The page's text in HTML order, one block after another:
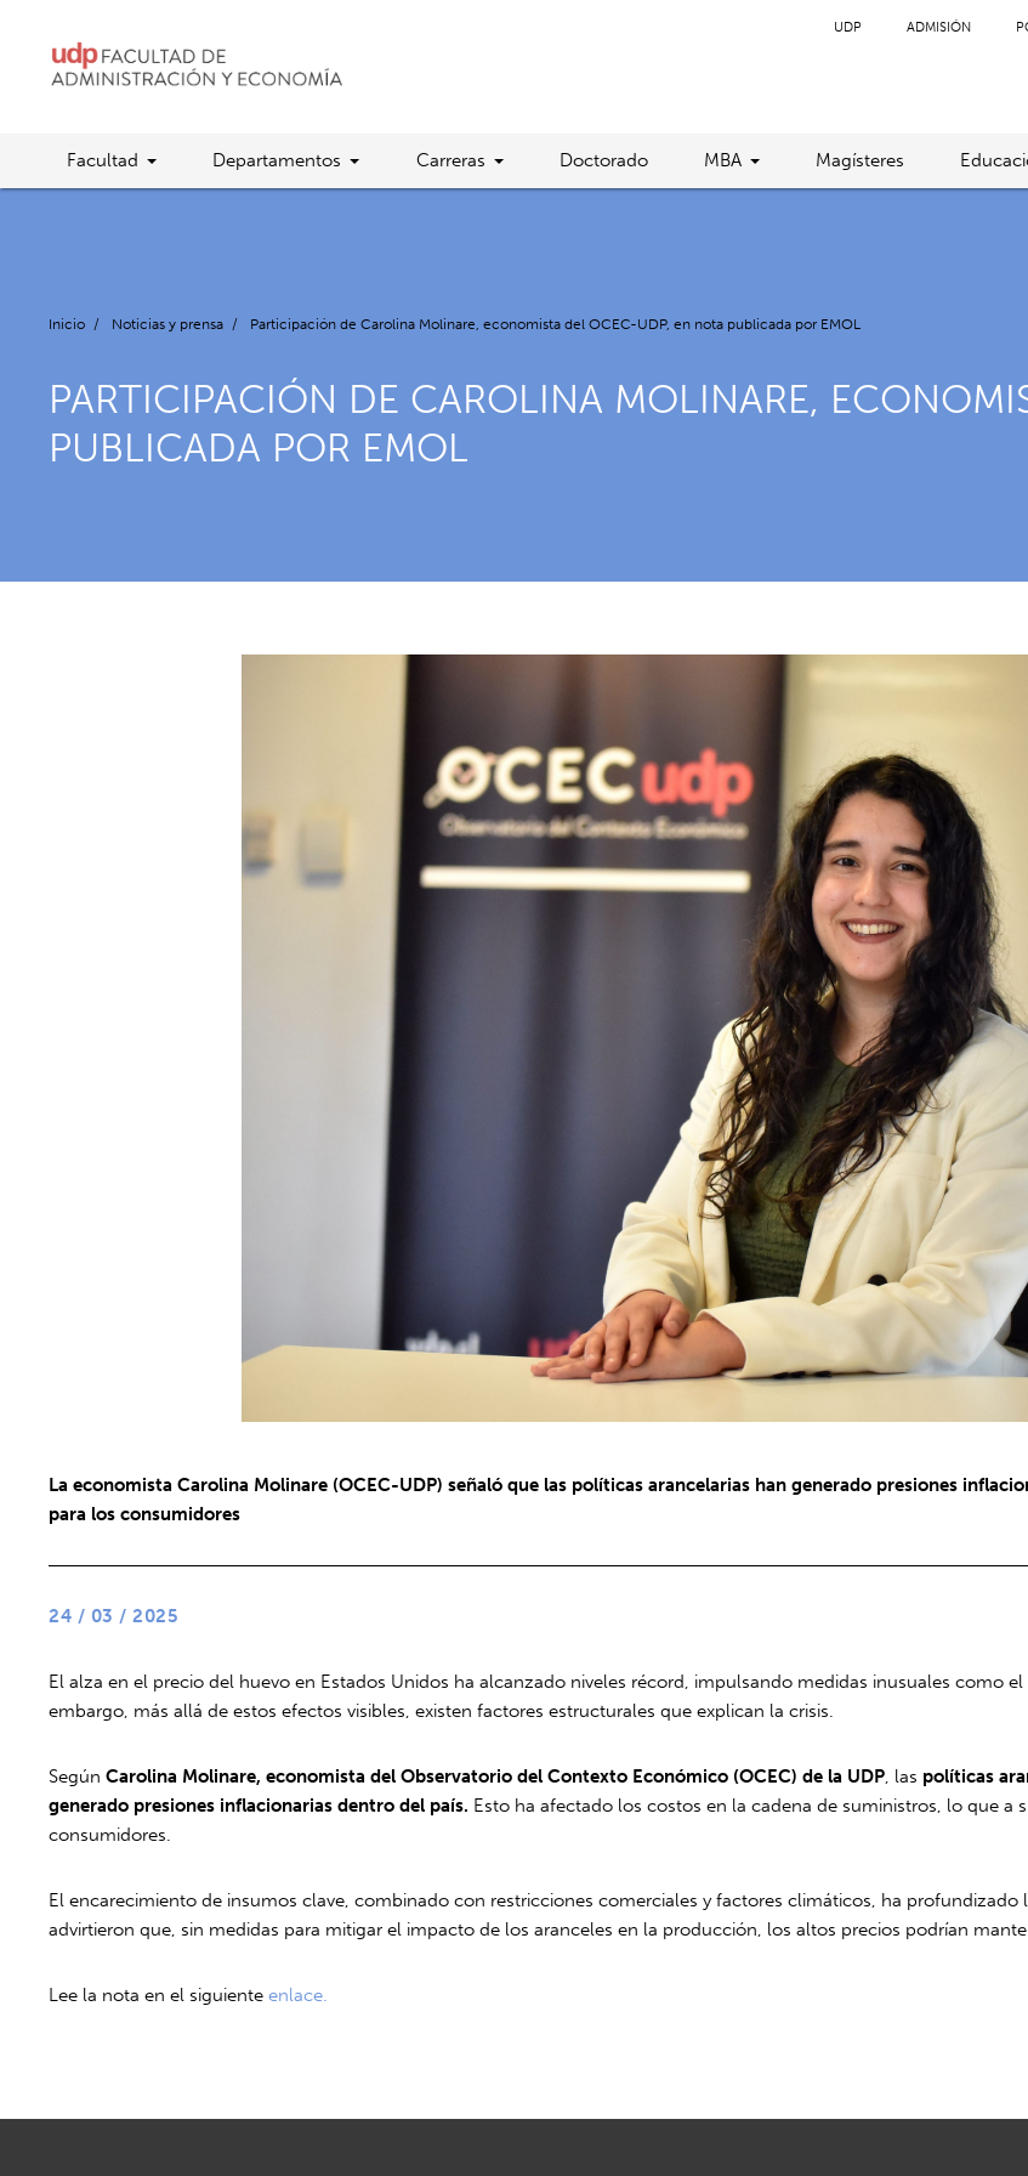
UDP ADMISIÓN
Facultad Departamentos Carreras Doctorado MBA Magísteres
Inicio / Noticias y prensa / Participación de Carolina Molinare, economista del OCEC-UDP, en nota publicada por EMOL
PARTICIPACIÓN DE CAROLINA MOLINARE,
PUBLICADA POR EMOL
La economista Carolina Molinare (OCEC-UDP) señaló que las políticas arancelarias han generado presiones
para los consumidores
24 / 03 / 2025
El alza en el precio del huevo en Estados Unidos ha alcanzado niveles récord, impulsando medidas inusuales como
embargo, más allá de estos efectos visibles, existen factores estructurales que explican la crisis.
Según Carolina Molinare, economista del Observatorio del Contexto Económico (OCEC) de la UDP, las políticas
generado presiones inflacionarias dentro del país. Esto ha afectado los costos en la cadena de suministros, lo que a
consumidores.
El encarecimiento de insumos clave, combinado con restricciones comerciales y factores climáticos, ha profundizado
advirtieron que, sin medidas para mitigar el impacto de los aranceles en la producción, los altos precios podrían
Lee la nota en el siguienteenlace.